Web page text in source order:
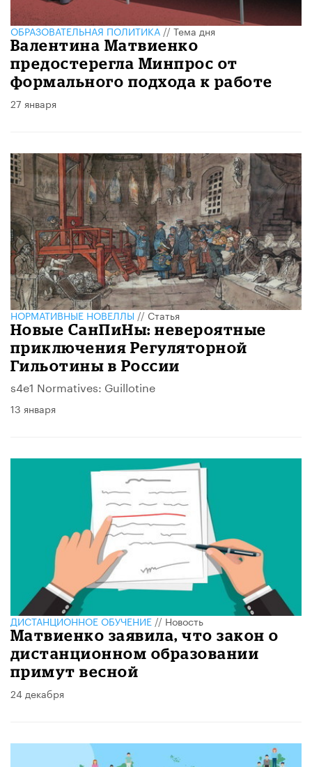
ОБРАЗОВАТЕЛЬНАЯ ПОЛИТИКА//Тема дня
Валентина Матвиенко
предостерегла Минпрос от
формального подхода к работе
27 января
НОРМАТИВНЫЕ НОВЕЛЛЫ//Статья
Новые СанПиНы: невероятные
приключения Регуляторной
Гильотины в России
s4e1 Normatives: Guillotine
13 января
ДИСТАНЦИОННОЕ ОБУЧЕНИЕ//Новость
Матвиенко заявила, что закон о
дистанционном образовании
примут весной
24 декабря